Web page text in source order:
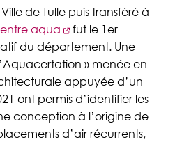
de Tulle puis transféré à
aqua
fut le 1er
du département. Une
» menée en
appuyée d’un
ont permis d’identifier les
conception à l’origine de
d’air récurrents,